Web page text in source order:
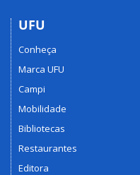
UFU
Conheça
Marca UFU
Campi
Mobilidade
Bibliotecas
Restaurantes
Editora